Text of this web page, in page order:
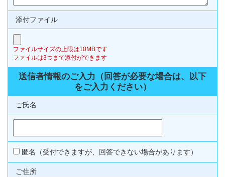
添付ファイル
ファイルサイズの上限は10MBです
ファイルは3つまで添付ができます
送信者情報のご入力（回答が必要な場合は、以下
をご入力ください）
ご氏名
匿名（受付できますが、回答できない場合があります）
ご住所